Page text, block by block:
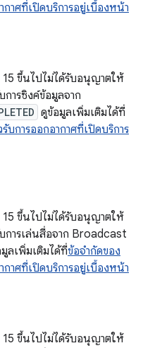
กาศที่เปิดบริการอยู่เบื้องหน้า
ขึ้นไปไม่ได้รับอนุญาตให้
ารซิงค์ข้อมูลจาก
ดูข้อมูลเพิ่มเติมได้ที่
รับการออกอากาศที่เปิดบริการ
ขึ้นไปไม่ได้รับอนุญาตให้
การเล่นสื่อจาก Broadcast
ลเพิ่มเติมได้ที่ข้อจํากัดของ
กาศที่เปิดบริการอยู่เบื้องหน้า
ขึ้นไปไม่ได้รับอนุญาตให้